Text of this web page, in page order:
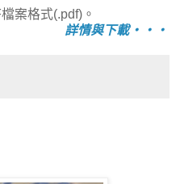
案格式(.pdf)。
詳情與下載‧‧‧